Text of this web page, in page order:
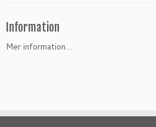
Information
Mer information…